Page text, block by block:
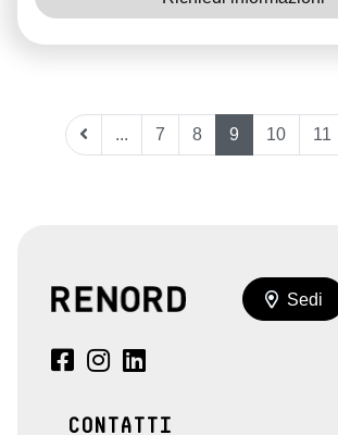
... 7 8 9 10 11
Sedi
CONTATTI